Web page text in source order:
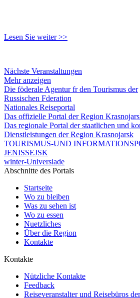
Lesen Sie weiter >>
Nächste Veranstaltungen
Mehr anzeigen
Die föderale Agentur fr den Tourismus der
Russischen Fderation
Nationales Reiseportal
Das offizielle Portal der Region
Das regionale Portal der staatlichen und
Dienstleistungen der Region Krasnojarsk
TOURISMUS-UND
JENISSEJSK
winter-Universiade
Abschnitte des Portals
Startseite
Wo zu bleiben
Was zu sehen ist
Wo zu essen
Nuetzliches
Über die Region
Kontakte
Kontakte
Nützliche Kontakte
Feedback
Reiseveranstalter und Reisebüros